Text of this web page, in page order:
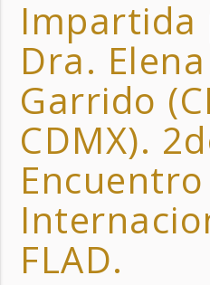
Impartida
Dra.
Garrido
CDMX).
Encuentro
FLAD.